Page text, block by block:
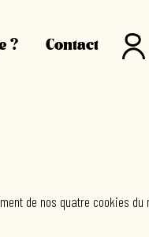
? Contact
de nos quatre cookies du